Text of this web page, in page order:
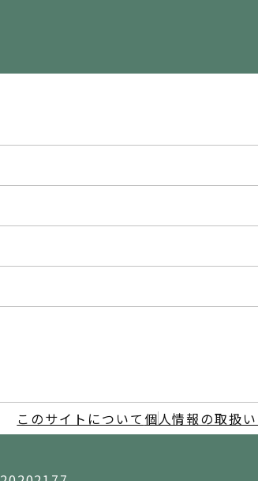
このサイトについて 個人情報の取扱